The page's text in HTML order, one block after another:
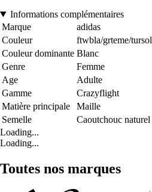
Informations complémentaires
Marque
adidas
Couleur
ftwbla/grteme/tursol
Couleur dominante Blanc
Genre
Femme
Age
Adulte
Gamme
Crazyflight
Matière principale
Maille
Semelle
Caoutchouc naturel
Loading...
Loading...
Toutes nos marques